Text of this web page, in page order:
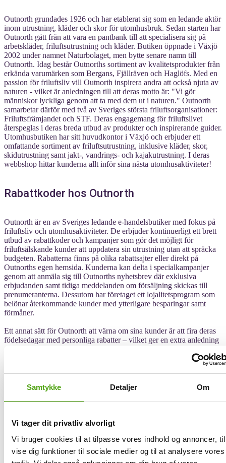
Samtykke Detaljer Om
Vi tager dit privatliv alvorligt
Vi bruger cookies til at tilpasse vores indhold og annoncer,
vise dig funktioner til sociale medier og til at analysere vores
Outnorth grundades 1926 och har etablerat sig som en ledande aktör
inom utrustning, kläder och skor för utomhusbruk. Sedan starten har
Outnorth gått från att vara en pantbank till att specialisera sig på
arbetskläder, friluftsutrustning och kläder. Butiken öppnade i Växjö
2002 under namnet Naturbolaget, men bytte senare namn till
Outnorth. Idag består Outnorths sortiment av kvalitetsprodukter från
erkända varumärken som Bergans, Fjällräven och Haglöfs. Med en
passion för friluftsliv vill Outnorth inspirera andra att också njuta av
naturen - vilket är anledningen till att deras motto är: "Vi gör
människor lyckliga genom att ta med dem ut i naturen." Outnorth
samarbetar därför med två av Sveriges största friluftsorganisationer:
Friluftsfrämjandet och STF. Deras engagemang för friluftslivet
återspeglas i deras breda utbud av produkter och inspirerande guider.
Utomhusbutiken har sitt huvudkontor i Växjö och erbjuder ett
omfattande sortiment av friluftsutrustning, inklusive kläder, skor,
skidutrustning samt jakt-, vandrings- och kajakutrustning. I deras
webbshop hittar kunderna allt inför sina nästa utomhusaktiviteter!
Rabattkoder hos Outnorth
Outnorth är en av Sveriges ledande e-handelsbutiker med fokus på
friluftsliv och utomhusaktiviteter. De erbjuder kontinuerligt ett brett
utbud av rabattkoder och kampanjer som gör det möjligt för
friluftsälskande kunder att uppdatera sin utrustning utan att spräcka
budgeten. Rabatterna finns på olika rabattsajter eller direkt på
Outnorths egen hemsida. Kunderna kan delta i specialkampanjer
genom att anmäla sig till Outnorths nyhetsbrev där exklusiva
erbjudanden samt tidiga meddelanden om försäljning skickas till
prenumeranterna. Dessutom har företaget ett lojalitetsprogram som
belönar återkommande kunder med ytterligare besparingar samt
förmåner.
Ett annat sätt för Outnorth att värna om sina kunder är att fira deras
födelsedagar med personliga rabatter – vilket ger en extra anledning
välkomstrabatter, vilket gör det ännu mer attraktivt att göra den
Med säsongsreor och flash deals lockar Outnorth även fyndjägare
som letar efter de senaste trenderna till rabatterade priser. Black
Friday- och Cyber Monday-reorna är särskilt stora händelser hos
Utomhusbutikens engagemang för digital innovation återspeglas
shoppingupplevelsen både rolig och effektivt.
Med fria leveransalternativ (ofta med minimibeställningar) och en